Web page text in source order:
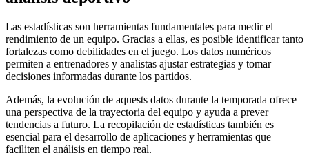
Las estadísticas son herramientas fundamentales para medir el
rendimiento de un equipo. Gracias a ellas, es posible identificar tanto
fortalezas como debilidades en el juego. Los datos numéricos
permiten a entrenadores y analistas ajustar estrategias y tomar
decisiones informadas durante los partidos.
Además, la evolución de aquests datos durante la temporada ofrece
una perspectiva de la trayectoria del equipo y ayuda a prever
tendencias a futuro. La recopilación de estadísticas también es
esencial para el desarrollo de aplicaciones y herramientas que
faciliten el análisis en tiempo real.